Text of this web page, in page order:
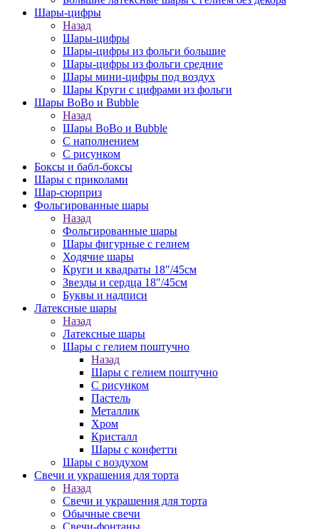
Шары-цифры
Назад
Шары-цифры
Шары-цифры из фольги большие
Шары-цифры из фольги средние
Шары мини-цифры под воздух
Шары Круги с цифрами из фольги
Шары BoBo и Bubble
Назад
Шары BoBo и Bubble
С наполнением
С рисунком
Боксы и бабл-боксы
Шары с приколами
Шар-сюрприз
Фольгированные шары
Назад
Фольгированные шары
Шары фигурные с гелием
Ходячие шары
Круги и квадраты 18"/45см
Звезды и сердца 18"/45см
Буквы и надписи
Латексные шары
Назад
Латексные шары
Шары с гелием поштучно
Назад
Шары с гелием поштучно
С рисунком
Пастель
Металлик
Хром
Кристалл
Шары с конфетти
Шары с воздухом
Свечи и украшения для торта
Назад
Свечи и украшения для торта
Обычные свечи
Свечи-фонтаны